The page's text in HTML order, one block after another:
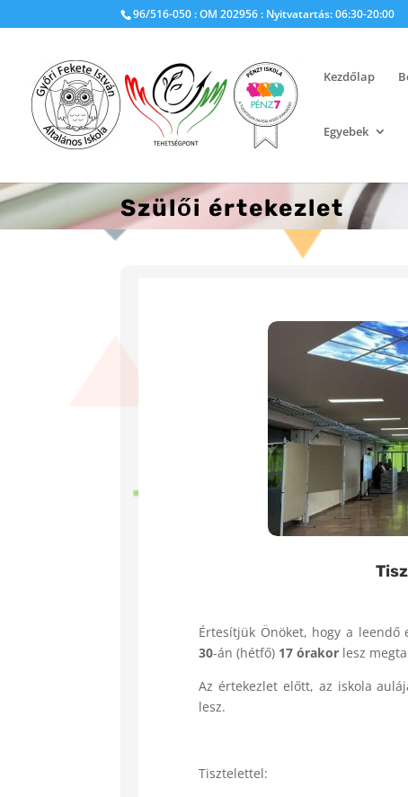
96/516-050 : OM 202956 : Nyitvatartás: 06:30-20:00
Kezdőlap
Egyebek
Szülői értekezlet
Értesítjük Önöket, hogy a
30-án (hétfő) 17 órakor lesz
Az értekezlet előtt, az iskola
lesz.
Tisztelettel: